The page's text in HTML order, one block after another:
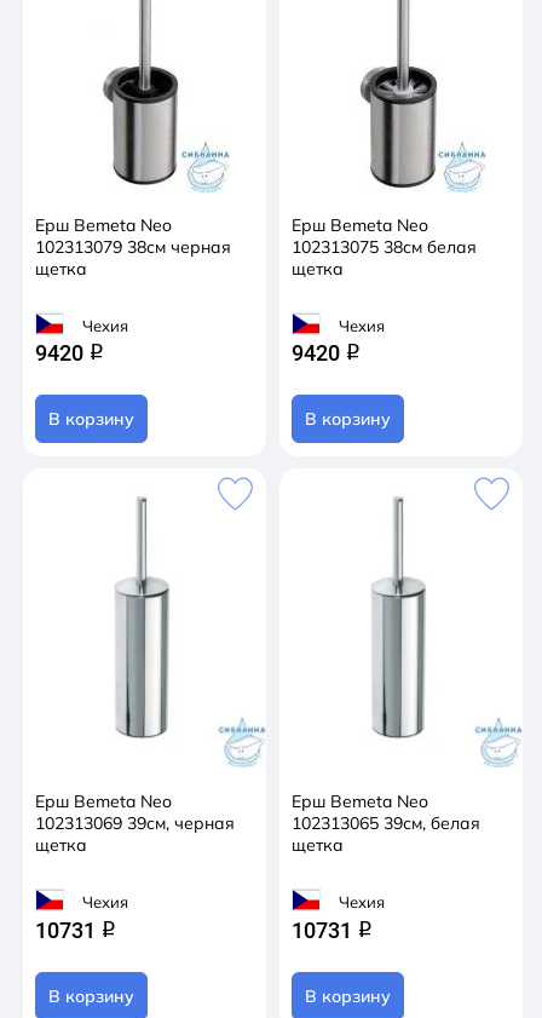
Ерш Bemeta Neo
102313079 38см черная
щетка
Чехия
9420 q
В корзину
Ерш Bemeta Neo
102313075 38см белая
щетка
Чехия
9420 q
В корзину
Ерш Bemeta Neo
102313069 39см, черная
щетка
Чехия
10731 q
В корзину
Ерш Bemeta Neo
102313065 39см, белая
щетка
Чехия
10731 q
В корзину